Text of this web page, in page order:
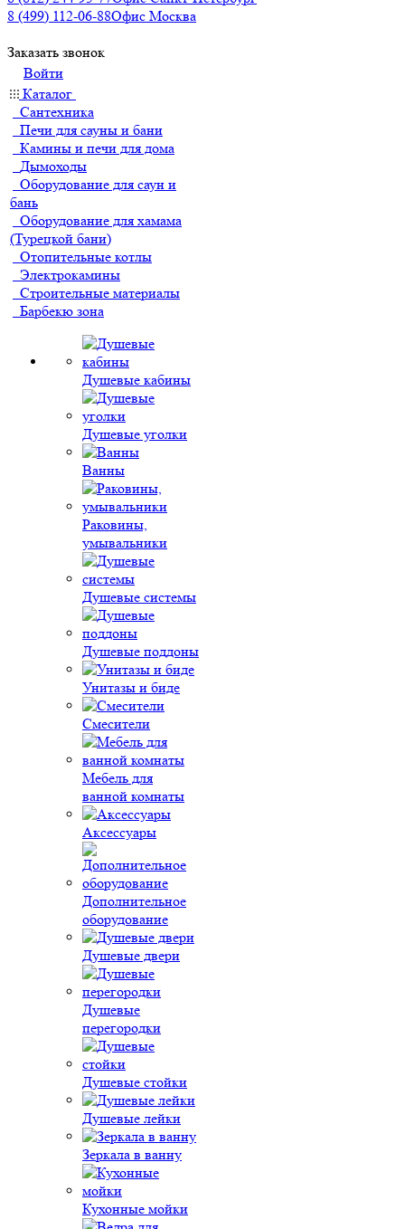
8 (499) 112-06-88Офис Москва
Заказать звонок
Войти
Каталог
Сантехника
Печи для сауны и бани
Камины и печи для дома
Дымоходы
Оборудование для саун и
бань
Оборудование для хамама
(Турецкой бани)
Отопительные котлы
Электрокамины
Строительные материалы
Барбекю зона
Душевые кабины
Душевые уголки
Ванны
Раковины,
умывальники
Душевые системы
Душевые поддоны
Унитазы и биде
Смесители
Мебель для
ванной комнаты
Аксессуары
Дополнительное
оборудование
Душевые двери
Душевые
перегородки
Душевые стойки
Душевые лейки
Зеркала в ванну
Кухонные мойки